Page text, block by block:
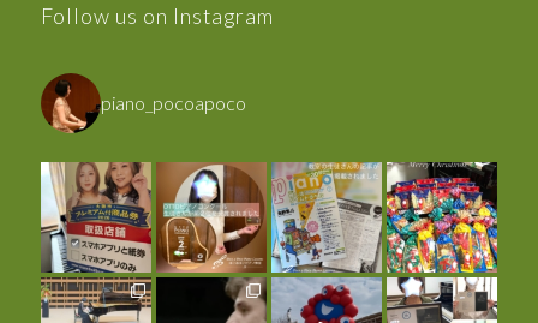
Follow us on Instagram
piano_pocoapoco